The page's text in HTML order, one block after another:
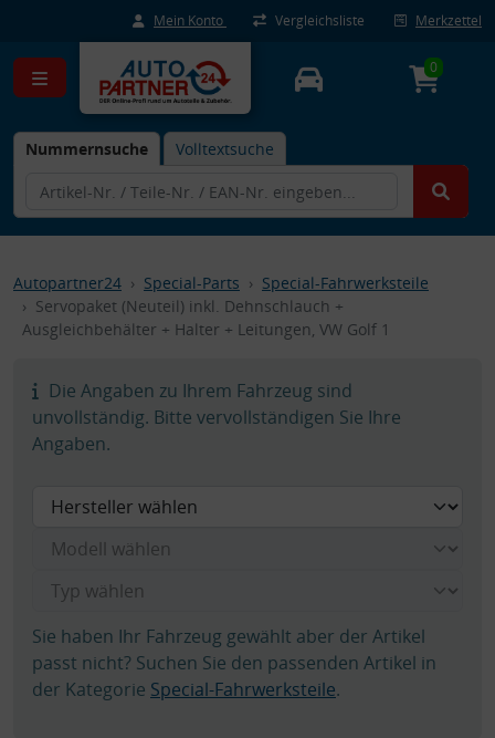
Mein Konto Vergleichsliste Merkzettel
Nummernsuche Volltextsuche
0
Autopartner24 Special-Parts
Special-Fahrwerksteile
Servopaket (Neuteil) inkl. Dehnschlauch +
Ausgleichbehälter + Halter + Leitungen, VW Golf 1
Die Angaben zu Ihrem Fahrzeug sind
unvollständig. Bitte vervollständigen Sie Ihre
Angaben.
Sie haben Ihr Fahrzeug gewählt aber der Artikel
passt nicht? Suchen Sie den passenden Artikel in
der Kategorie Special-Fahrwerksteile.